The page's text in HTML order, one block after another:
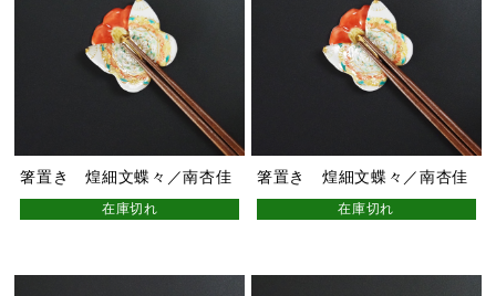
箸置き 煌細文蝶々／南杏佳
在庫切れ
箸置き 煌細文蝶々／南杏佳
在庫切れ